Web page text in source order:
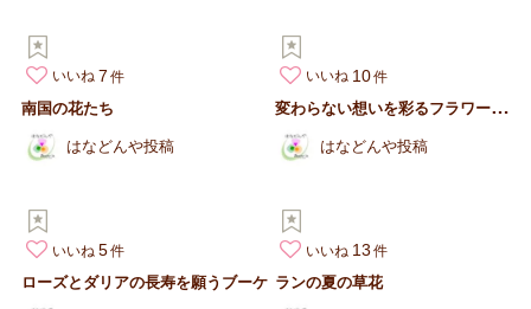
いいね 7
南国の花たち
はなどんや投稿
いいね 10
変
わらない想いを彩るフラワーボックス
はなどんや投稿
いいね 5
ローズとダリアの長寿を願うブーケ
いいね 13
ランの夏の草花